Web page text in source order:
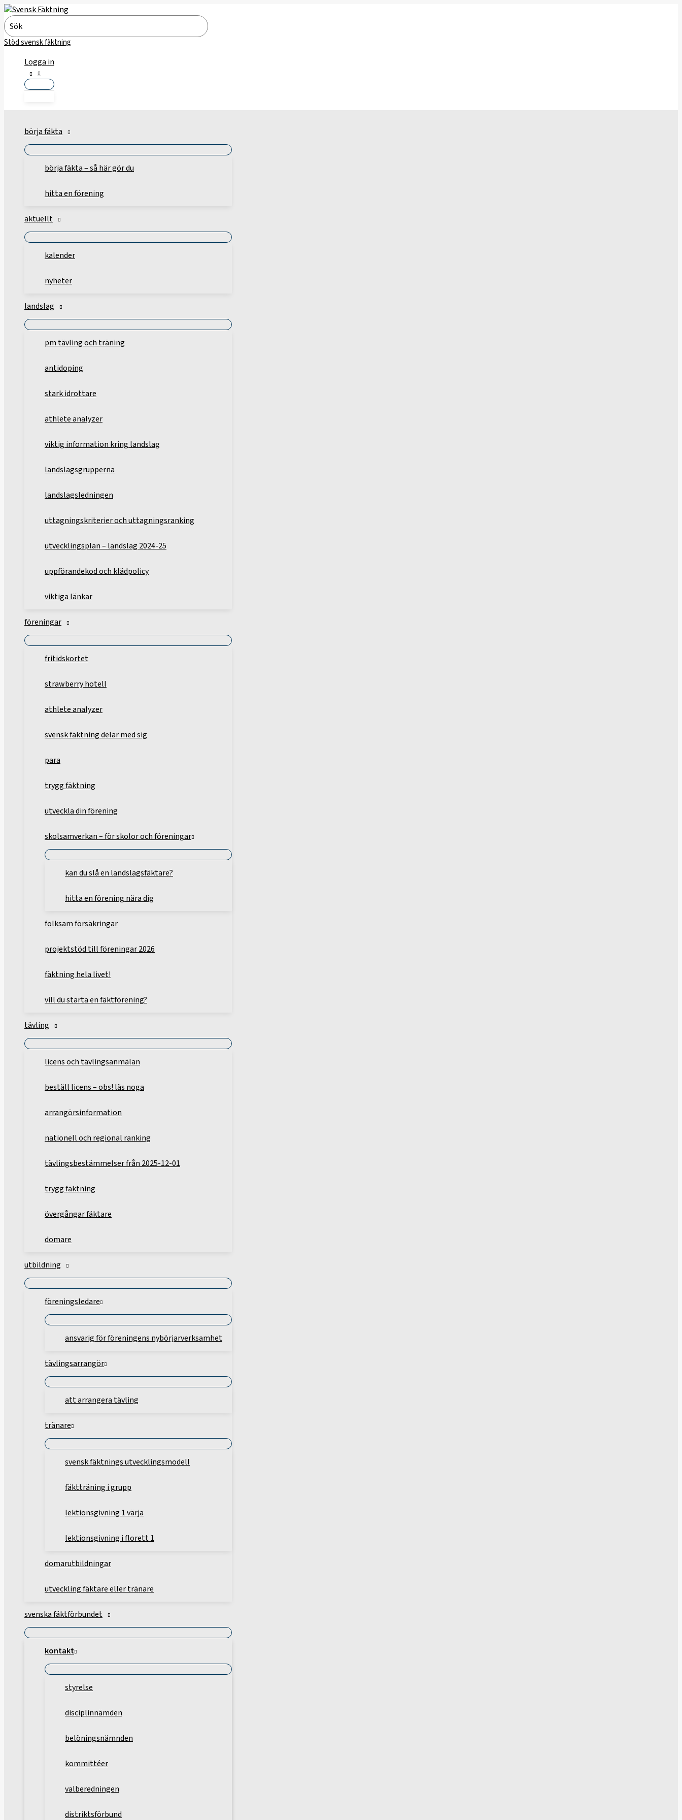
Hoppa
till
innehåll
Search
for:
Stöd svensk fäktning
Logga in
börja fäkta
börja fäkta – så här gör du
hitta en förening
aktuellt
kalender
nyheter
landslag
pm tävling och träning
antidoping
stark idrottare
athlete analyzer
viktig information kring landslag
landslagsgrupperna
landslagsledningen
uttagningskriterier och uttagningsranking
utvecklingsplan – landslag 2024-25
uppförandekod och klädpolicy
viktiga länkar
föreningar
fritidskortet
strawberry hotell
athlete analyzer
svensk fäktning delar med sig
para
trygg fäktning
utveckla din förening
skolsamverkan – för skolor och föreningar
kan du slå en landslagsfäktare?
hitta en förening nära dig
folksam försäkringar
projektstöd till föreningar 2026
fäktning hela livet!
vill du starta en fäktförening?
tävling
licens och tävlingsanmälan
beställ licens – obs! läs noga
arrangörsinformation
nationell och regional ranking
tävlingsbestämmelser från 2025-12-01
trygg fäktning
övergångar fäktare
domare
utbildning
föreningsledare
ansvarig för föreningens nybörjarverksamhet
tävlingsarrangör
att arrangera tävling
tränare
svensk fäktnings utvecklingsmodell
fäktträning i grupp
lektionsgivning 1 värja
lektionsgivning i florett 1
domarutbildningar
utveckling fäktare eller tränare
svenska fäktförbundet
kontakt
styrelse
disciplinnämden
belöningsnämnden
kommittéer
valberedningen
distriktsförbund